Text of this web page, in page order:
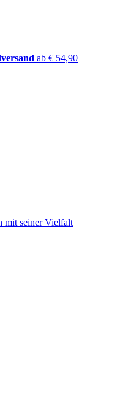
ab € 54,90
mit seiner Vielfalt